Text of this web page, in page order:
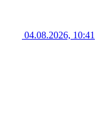
04.08.2026, 10:41